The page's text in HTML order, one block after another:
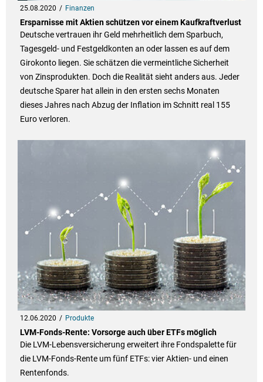
25.08.2020 Finanzen
Ersparnisse mit Aktien schützen vor einem Kaufkraftverlust
Deutsche vertrauen ihr Geld mehrheitlich dem Sparbuch,
Tagesgeld- und Festgeldkonten an oder lassen es auf dem
Girokonto liegen. Sie schätzen die vermeintliche Sicherheit
von Zinsprodukten. Doch die Realität sieht anders aus. Jeder
deutsche Sparer hat allein in den ersten sechs Monaten
dieses Jahres nach Abzug der Inflation im Schnitt real 155
Euro verloren.
12.06.2020 Produkte
LVM-Fonds-Rente: Vorsorge auch über ETFs möglich
Die LVM-Lebensversicherung erweitert ihre Fondspalette für
die LVM-Fonds-Rente um fünf ETFs: vier Aktien- und einen
Rentenfonds.